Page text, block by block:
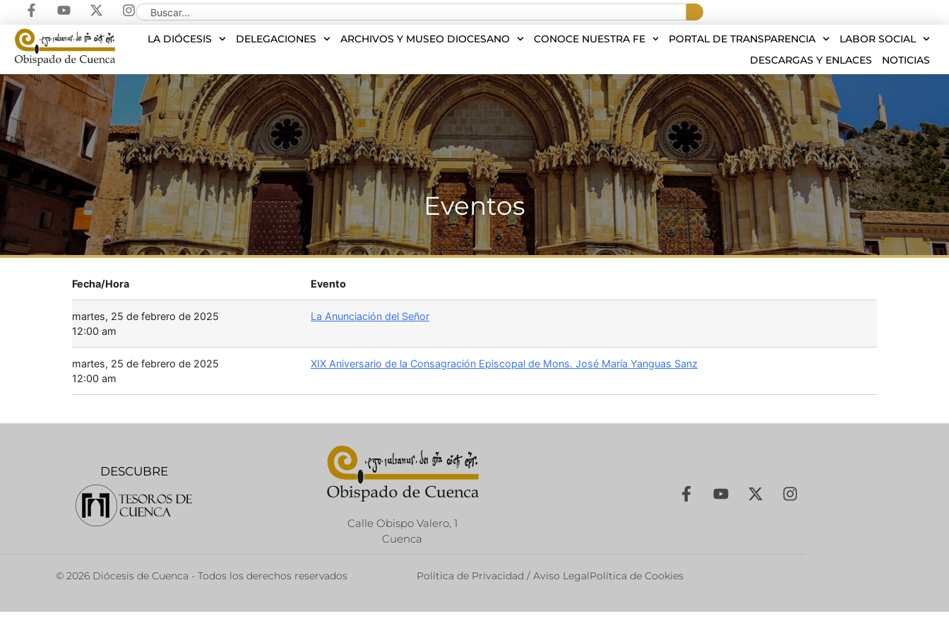
LA DIÓCESIS DELEGACIONES ARCHIVOS Y MUSEO DIOCESANO CONOCE NUESTRA FE PORTAL DE TRANSPARENCIA
LABOR SOCIAL
DESCARGAS Y ENLACES
NOTICIAS
Eventos
Fecha/Hora Evento
martes, 25 de febrero de 2025
12:00 am
La Anunciación del Señor
martes, 25 de febrero de 2025
12:00 am
XIX Aniversario de la Consagración Episcopal de Mons. José María Yanguas Sanz
DESCUBRE
Calle Obispo Valero, 1
Cuenca
© 2026 Diócesis de Cuenca - Todos los derechos reservados Política de Privacidad / Aviso LegalPolítica de Cookies